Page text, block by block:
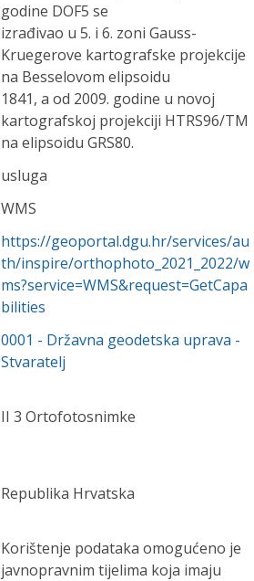
godine DOF5 se
izrađivao u 5. i 6. zoni Gauss-
Kruegerove kartografske projekcije
na Besselovom elipsoidu
1841, a od 2009. godine u novoj
kartografskoj projekciji HTRS96/TM
na elipsoidu GRS80.
usluga
WMS
https://geoportal.dgu.hr/services/au
th/inspire/orthophoto_2021_2022/w
ms?service=WMS&request=GetCapa
bilities
0001 - Državna geodetska uprava -
Stvaratelj
II 3 Ortofotosnimke
Republika Hrvatska
Korištenje podataka omogućeno je
javnopravnim tijelima koja imaju